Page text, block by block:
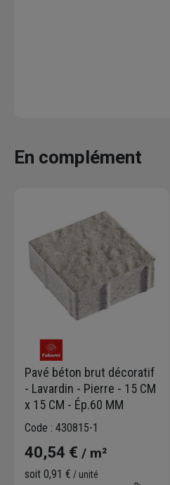
En complément
Pavé béton brut décoratif
- Lavardin - Pierre - 15 CM
x 15 CM - Ép.60 MM
Code : 430815-1
40,54 € / m²
soit 0,91 € / unité